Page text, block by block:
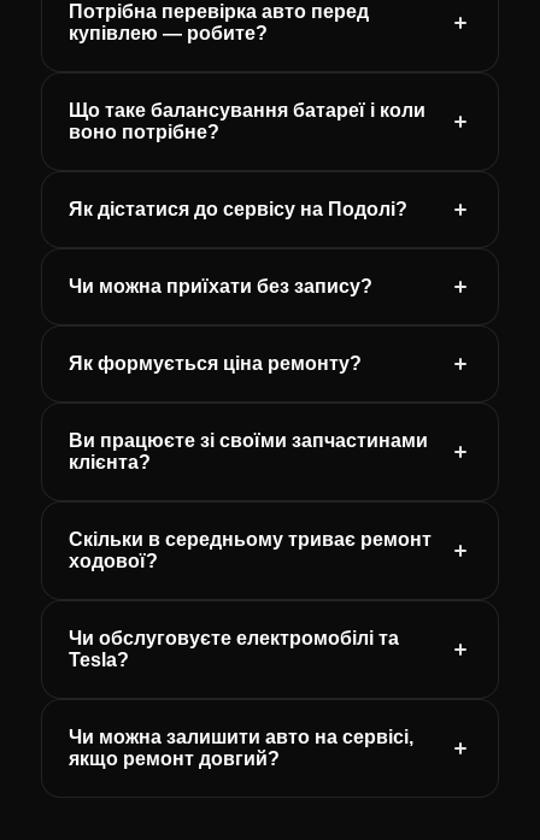
Потрібна перевірка авто перед
купівлею — робите?
Що таке балансування батареї і коли
воно потрібне?
Як дістатися до сервісу на Подолі?
Чи можна приїхати без запису?
Як формується ціна ремонту?
Ви працюєте зі своїми запчастинами
клієнта?
Скільки в середньому триває ремонт
ходової?
Чи обслуговуєте електромобілі та
Tesla?
Чи можна залишити авто на сервісі,
якщо ремонт довгий?